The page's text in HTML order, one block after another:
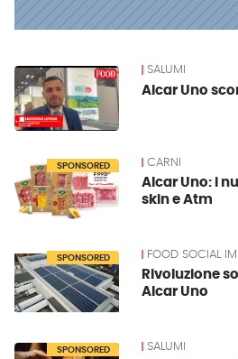
News SALUMI
Alcar Uno
SPONSORED CARNI
Alcar Uno: i
skin e Atm
SPONSORED FOOD SOCIAL
Rivoluzione
Alcar Uno
SPONSORED SALUMI